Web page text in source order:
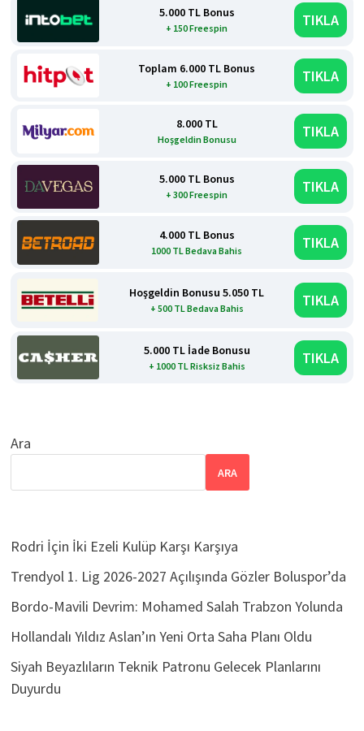
5.000 TL Bonus
+ 150 Freespin TIKLA
Toplam 6.000 TL Bonus
+ 100 Freespin TIKLA
8.000 TL
Hoşgeldin Bonusu TIKLA
5.000 TL Bonus
+ 300 Freespin TIKLA
4.000 TL Bonus
1000 TL Bedava Bahis TIKLA
Hoşgeldin Bonusu 5.050 TL
+ 500 TL Bedava Bahis TIKLA
5.000 TL İade Bonusu
+ 1000 TL Risksiz Bahis TIKLA
Ara
ARA
Rodri İçin İki Ezeli Kulüp Karşı Karşıya
Trendyol 1. Lig 2026-2027 Açılışında Gözler Boluspor’da
Bordo-Mavili Devrim: Mohamed Salah Trabzon Yolunda
Hollandalı Yıldız Aslan’ın Yeni Orta Saha Planı Oldu
Siyah Beyazlıların Teknik Patronu Gelecek Planlarını
Duyurdu